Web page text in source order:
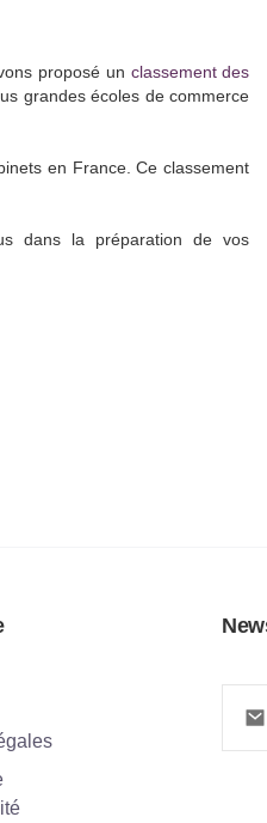
proposé un classement des
grandes écoles de commerce
en France. Ce classement
dans la préparation de vos